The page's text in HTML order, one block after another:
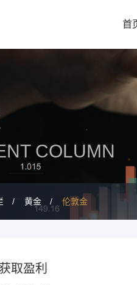
首
COLUMN
黄金 伦敦金
取盈利